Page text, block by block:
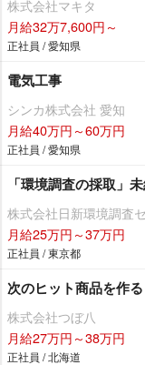
株式会社マキタ
月給32万7,600円～
正社員 / 愛知県
電気工事
シンカ株式会社 愛知
月給40万円～60万円
正社員 / 愛知県
「環境調査の採取」
株式会社日新環境調査
月給25万円～37万円
正社員 / 東京都
次のヒット商品を作
株式会社つぼ八
月給27万円～38万円
正社員 / 北海道